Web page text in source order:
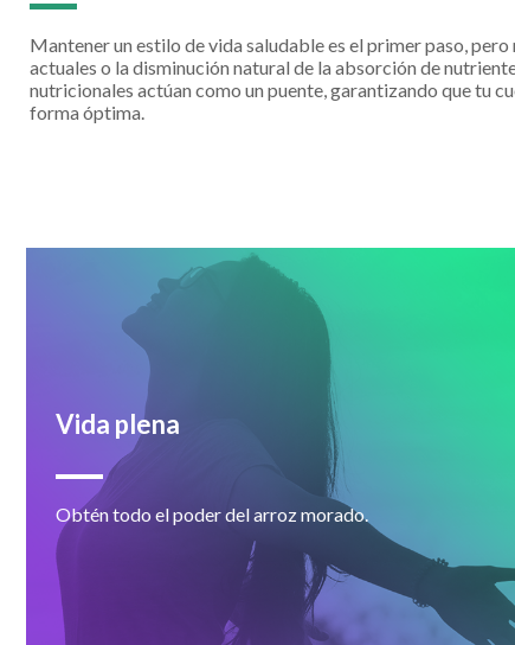
Mantener un estilo de vida saludable es el primer paso,
actuales o la disminución natural de la absorción de
nutricionales actúan como un puente, garantizando que tu
forma óptima.
Vida plena
Obtén todo el poder del arroz morado.